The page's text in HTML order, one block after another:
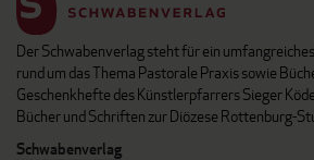
Der Schwabenverlag steht für ein
rund um das Thema Pastorale Praxis sowie
Geschenkhefte des Künstlerpfarrers Sieger
Bücher und Schriften zur Diözese Rottenburg-
Schwabenverlag